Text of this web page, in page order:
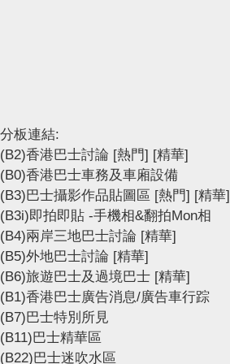
分板連結:
(B2)香港巴士討論 [熱門] [精華]
(B0)香港巴士車務及車廂設備
(B3)巴士攝影作品貼圖區 [熱門] [精華]
(B3i)即拍即貼 -手機相&翻拍Mon相
(B4)兩岸三地巴士討論 [精華]
(B5)外地巴士討論 [精華]
(B6)旅遊巴士及過境巴士 [精華]
(B1)香港巴士廣告消息/廣告車行踪
(B7)巴士特別所見
(B11)巴士精華區
(B22)巴士迷吹水區